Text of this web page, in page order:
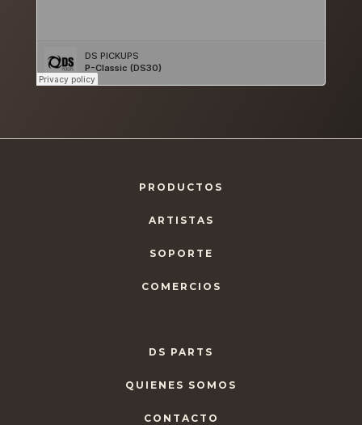
PRODUCTOS
ARTISTAS
SOPORTE
COMERCIOS
DS PARTS
QUIENES SOMOS
CONTACTO